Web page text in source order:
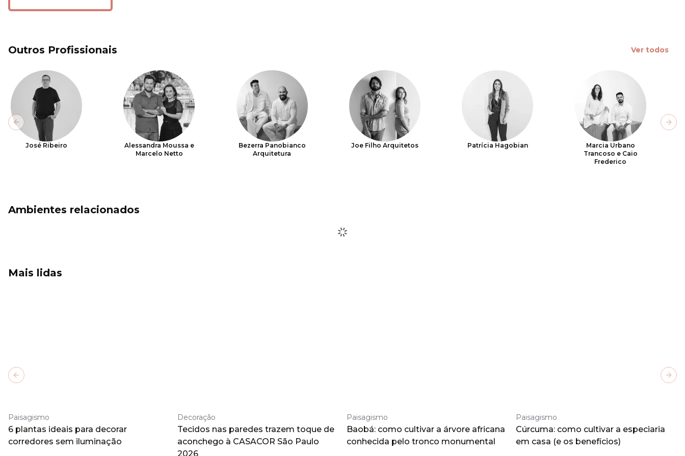
Outros Profissionais Ver todos
José Ribeiro
Alessandra Moussa e
Marcelo Netto
Bezerra Panobianco
Arquitetura
Joe Filho Arquitetos Patrícia Hagobian
Marcia Urbano
Trancoso e Caio
Frederico
Previous slide
Ambientes relacionados
Mais lidas
Paisagismo
6 plantas ideais para decorar
corredores sem iluminação
Decoração
Tecidos nas paredes trazem toque de
aconchego à CASACOR São Paulo
2026
Paisagismo
Baobá: como cultivar a árvore africana
conhecida pelo tronco monumental
Paisagismo
Cúrcuma: como cultivar a especiaria
em casa (e os benefícios)
Previous slide